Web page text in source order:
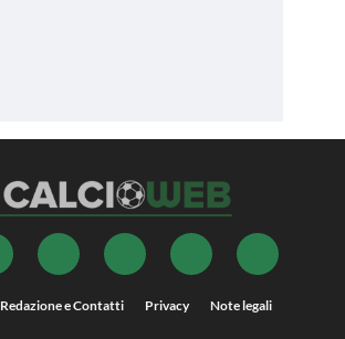
Redazione e Contatti Privacy Note legali